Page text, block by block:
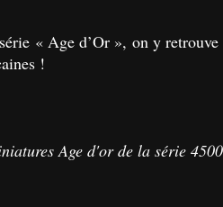
« Age d’Or », on y retrouve
!
Age d'or de la série 4500